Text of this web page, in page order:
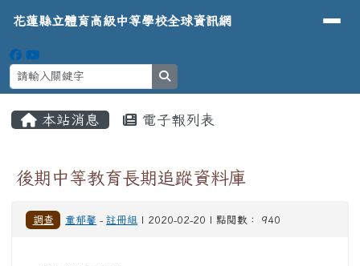
花蓮縣立體育高級中等學校全球資
導覽列
花蓮縣立體育高級中等學校全球資訊網
本站消息 電子報列表
後期中等教育長期追蹤資料庫
調查 童郁馨 -註冊組 | 2020-02-20 | 點閱數： 940